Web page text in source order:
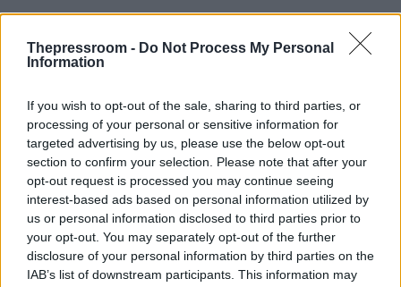
Thepressroom - Do Not Process My Personal
Information
If you wish to opt-out of the sale, sharing to third parties, or
processing of your personal or sensitive information for
targeted advertising by us, please use the below opt-out
section to confirm your selection. Please note that after your
opt-out request is processed you may continue seeing
interest-based ads based on personal information utilized by
us or personal information disclosed to third parties prior to
your opt-out. You may separately opt-out of the further
disclosure of your personal information by third parties on the
IAB’s list of downstream participants. This information may